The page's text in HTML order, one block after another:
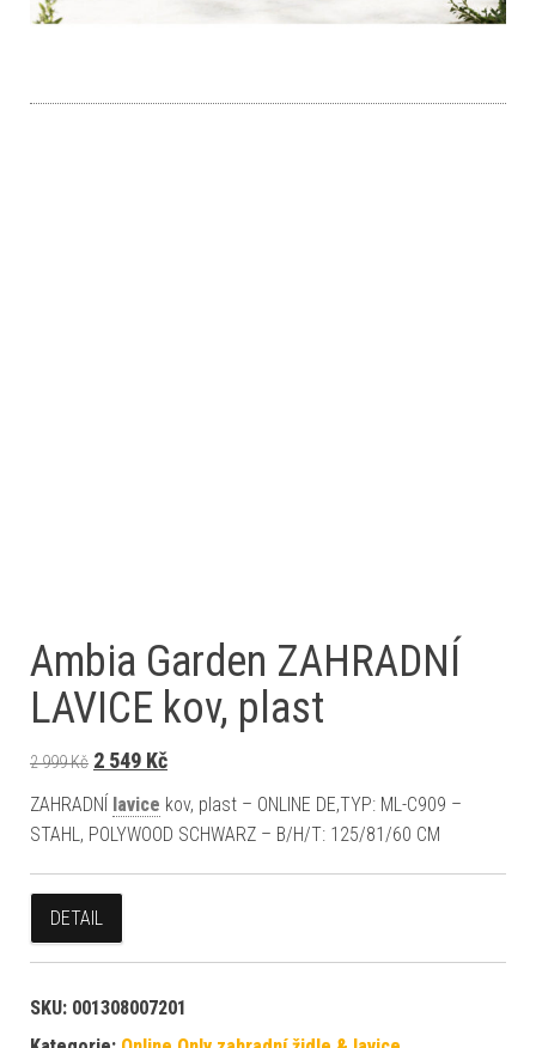
Ambia Garden ZAHRADNÍ
LAVICE kov, plast
2 999Kč Původní cena byla: 2 999 Kč.
2 549 KčAktuální cena je: 2 549 Kč.
ZAHRADNÍ lavice kov, plast – ONLINE DE,TYP: ML-C909 –
STAHL, POLYWOOD SCHWARZ – B/H/T: 125/81/60 CM
DETAIL
SKU: 001308007201